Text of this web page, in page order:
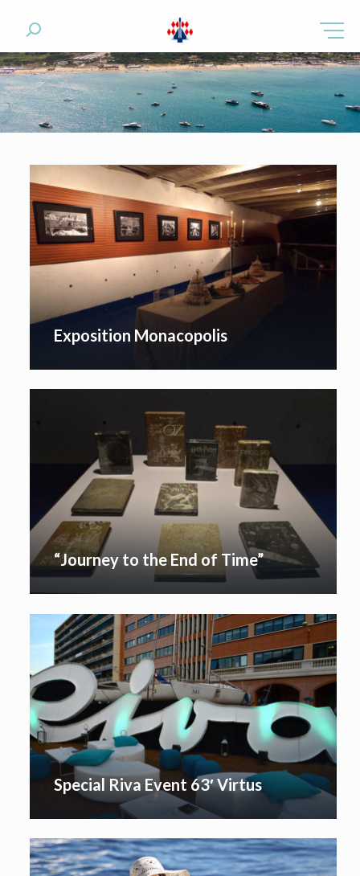
Exposition Monacopolis
“Journey to the End of Time”
Special Riva Event 63′ Virtus